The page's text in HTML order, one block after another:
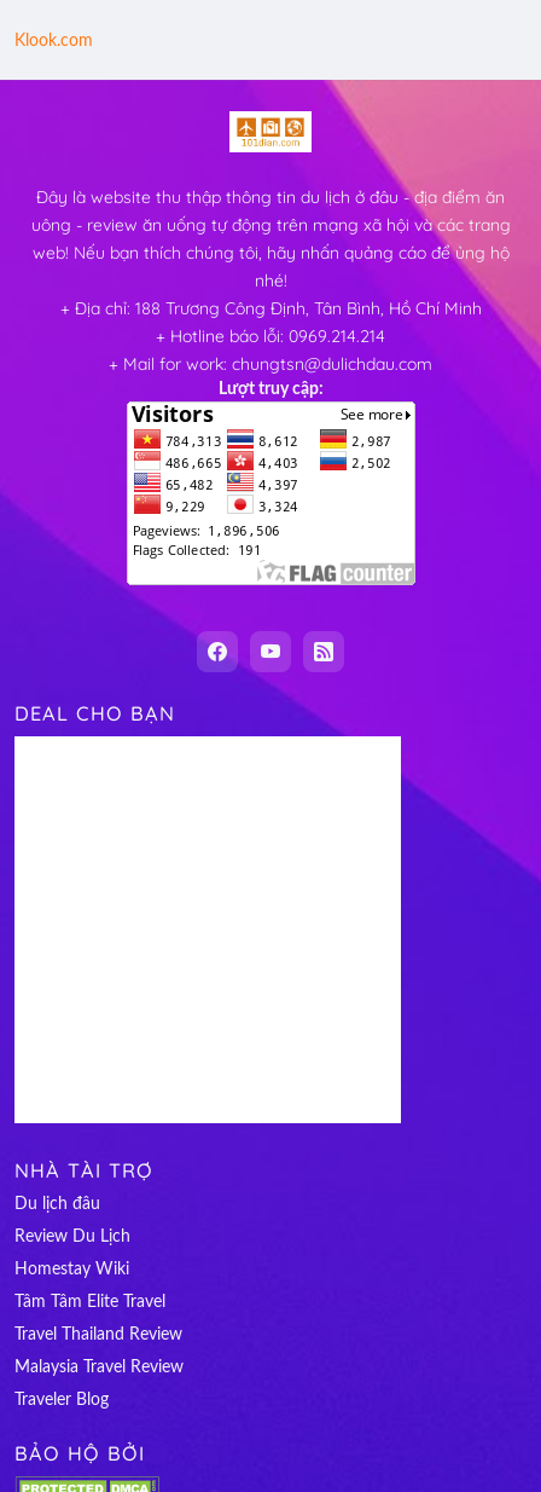
Klook.com
Đây là website thu thập thông tin du lịch ở đâu - địa điểm ăn
uông - review ăn uống tự động trên mạng xã hội và các trang
web! Nếu bạn thích chúng tôi, hãy nhấn quảng cáo để ủng hộ
nhé!
+ Địa chỉ: 188 Trương Công Định, Tân Bình, Hồ Chí Minh
+ Hotline báo lỗi: 0969.214.214
+ Mail for work: chungtsn@dulichdau.com
Lượt truy cập:
DEAL CHO BẠN
NHÀ TÀI TRỢ
Du lịch đâu
Review Du Lịch
Homestay Wiki
Tâm Tâm Elite Travel
Travel Thailand Review
Malaysia Travel Review
Traveler Blog
BẢO HỘ BỞI